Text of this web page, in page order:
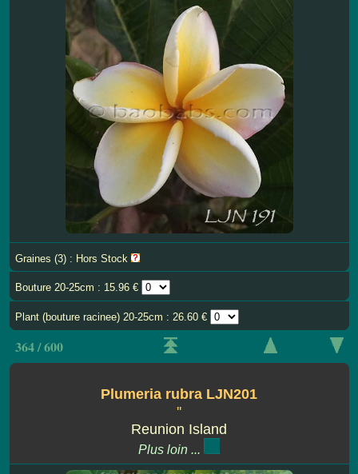
Graines (3) : Hors Stock
Bouture 20-25cm : 15.96 €
Plant (bouture racinee) 20-25cm : 26.60 €
364 / 600
Plumeria rubra LJN201
''
Reunion Island
Plus loin ...